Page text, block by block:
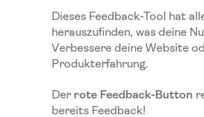
Dieses Feedback-Tool hat
herauszufinden, was deine
Verbessere deine Website
Produkterfahrung.
Der rote Feedback-Button
bereits Feedback!